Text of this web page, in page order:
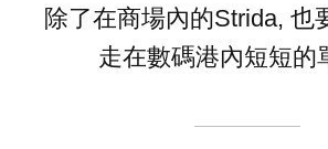
除了在商場內的Strida, 也
走在數碼港內短短的